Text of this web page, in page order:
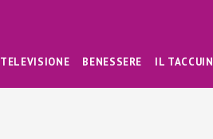
TELEVISIONE BENESSERE IL